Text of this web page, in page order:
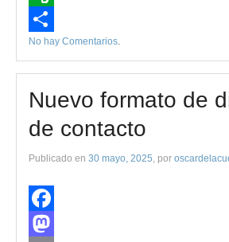
Evernote
Compartir
No hay Comentarios.
Nuevo formato de
de contacto
Publicado en 30 mayo, 2025, por
Facebook